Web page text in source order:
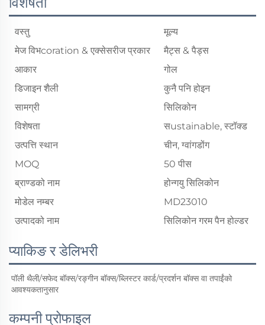
वस्तु
मूल्य
मेज विभcoration & एक्सेसरीज प्रकार
मैट्स & पैड्स
आकार
गोल
डिजाइन शैली
कुनै पनि होइन
सामग्री
सिलिकोन
विशेषता
सustainable, स्टॉक्ड
उत्पत्ति स्थान
चीन, ग्वांगडोंग
MOQ
50 पीस
ब्राण्डको नाम
होन्गयु सिलिकोन
मोडेल नम्बर
MD23010
उत्पादको नाम
सिलिकोन गरम पैन होल्डर
प्याकिङ र डेलिभरी
पॉली थैली/सफेद बॉक्स/रङ्गीन बॉक्स/ब्लिस्टर कार्ड/प्रदर्शन बॉक्स वा तपाईंको
आवश्यकतानुसार
कम्पनी प्रोफाइल